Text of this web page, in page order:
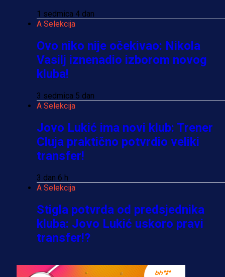
1 sedmica 4 dan
A Selekcija
Ovo niko nije očekivao: Nikola
Vasilj iznenadio izborom novog
kluba!
3 sedmica 5 dan
A Selekcija
Jovo Lukić ima novi klub: Trener
Cluja praktično potvrdio veliki
transfer!
3 dan 6 h
A Selekcija
Stigla potvrda od predsjednika
kluba: Jovo Lukić uskoro pravi
transfer!?
A Selekcija